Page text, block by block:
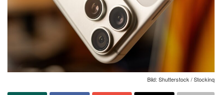
Bild: Shutterstock / Stockinq